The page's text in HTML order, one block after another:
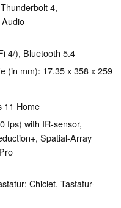
4,
4/), Bluetooth 5.4
(in mm): 17.35 x 358 x 259
11 Home
fps) with IR-sensor,
Spatial-Array
Chiclet, Tastatur-